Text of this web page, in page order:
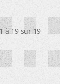
à 19 sur 19